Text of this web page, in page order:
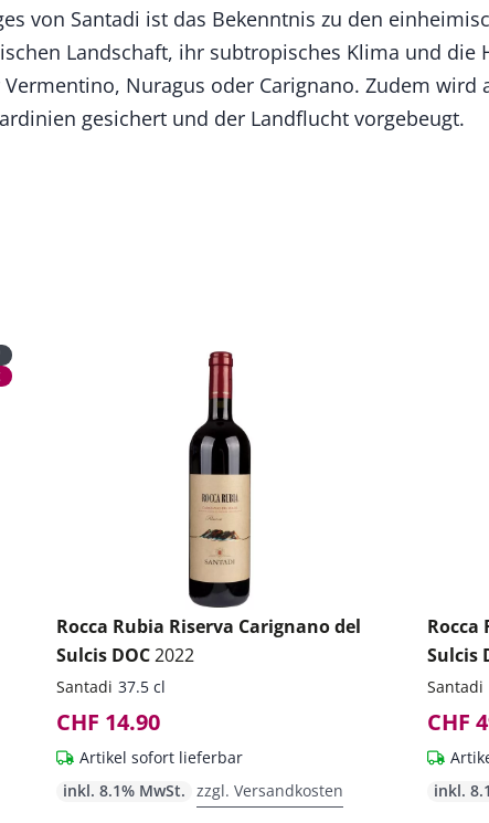
von Santadi ist das Bekenntnis zu den
Landschaft, ihr subtropisches Klima und die
Nuragus oder Carignano. Zudem wird
gesichert und der Landflucht vorgebeugt.
Rocca Rubia Riserva Carignano del
Sulcis DOC2022
Santadi 37.5 cl
CHF 14.90
Artikel sofort lieferbar
inkl. 8.1% MwSt. zzgl. Versandkosten
Rocca
Sulcis
Santadi
CHF
inkl.